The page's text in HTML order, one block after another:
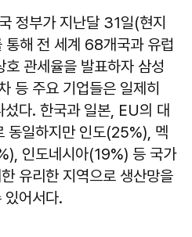
정부가 지난달 31일(현지
통해 전 세계 68개국과 유럽
관세율을 발표하자 삼성
등 주요 기업들은 일제히
섰다. 한국과 일본, EU의 대
동일하지만 인도(25%), 멕
인도네시아(19%) 등 국가
유리한 지역으로 생산망을
있어서다.